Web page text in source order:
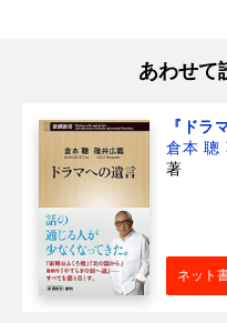
あわせて
『ドラ
倉本 聰
著
ネット